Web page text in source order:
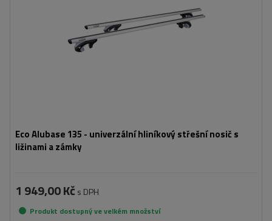
Eco Alubase 135 - univerzální hliníkový střešní nosič s
ližinami a zámky
1 949,00 Kč s DPH
Produkt dostupný ve velkém množství